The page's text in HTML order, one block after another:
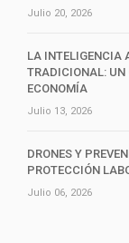
Julio 20, 2026
LA INTELIGENCIA
TRADICIONAL: UN
ECONOMÍA
Julio 13, 2026
DRONES Y
PROTECCIÓN
Julio 06, 2026